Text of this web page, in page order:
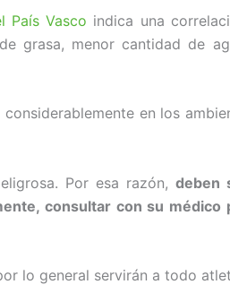
País Vasco indica una
grasa, menor cantidad de
en los
Por esa razón,deben
consultar con su médico
lo general servirán a todo